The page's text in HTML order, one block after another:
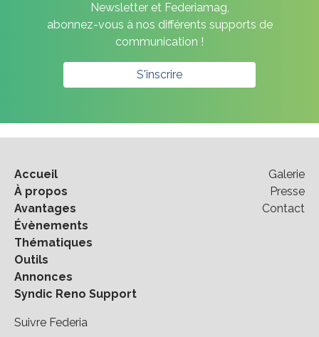
Newsletter et Federiamag,
abonnez-vous à nos différents supports de
communication !
S'inscrire
Accueil
À propos
Avantages
Évènements
Thématiques
Outils
Annonces
Syndic Reno Support
Galerie
Presse
Contact
Suivre Federia